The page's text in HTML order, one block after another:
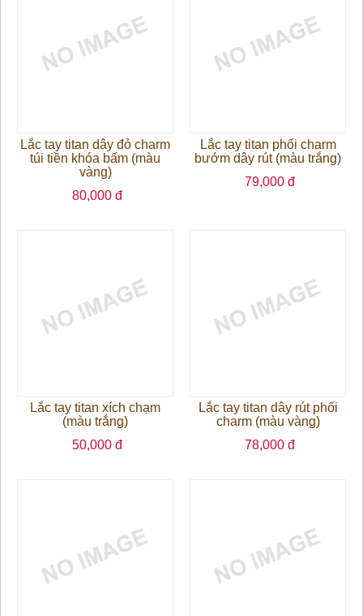
Lắc tay titan dây đỏ charm
túi tiền khóa bấm (màu
vàng)
80,000 đ
Lắc tay titan phối charm
bướm dây rút (màu trắng)
79,000 đ
Lắc tay titan xích chạm
(màu trắng)
50,000 đ
Lắc tay titan dây rút phối
charm (màu vàng)
78,000 đ